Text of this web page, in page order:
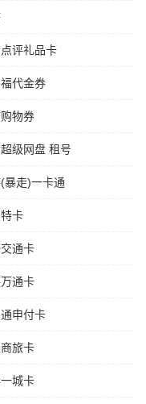
评礼品卡
代金券
物券
级网盘 租号
暴走)一卡通
卡
通卡
通卡
申付卡
旅卡
城卡